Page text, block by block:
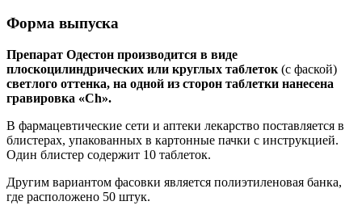
Форма выпуска
Препарат Одестон производится в виде
плоскоцилиндрических или круглых таблеток (с фаской)
светлого оттенка, на одной из сторон таблетки нанесена
гравировка «Ch».
В фармацевтические сети и аптеки лекарство поставляется в
блистерах, упакованных в картонные пачки с инструкцией.
Один блистер содержит 10 таблеток.
Другим вариантом фасовки является полиэтиленовая банка,
где расположено 50 штук.